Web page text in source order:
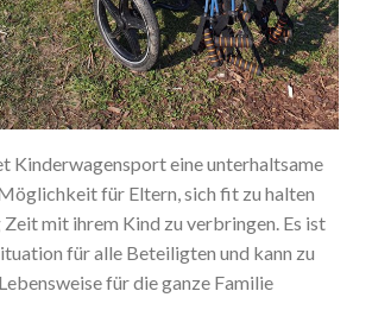
Kinderwagensport eine unterhaltsame
für Eltern, sich fit zu halten
mit ihrem Kind zu verbringen. Es ist
für alle Beteiligten und kann zu
für die ganze Familie